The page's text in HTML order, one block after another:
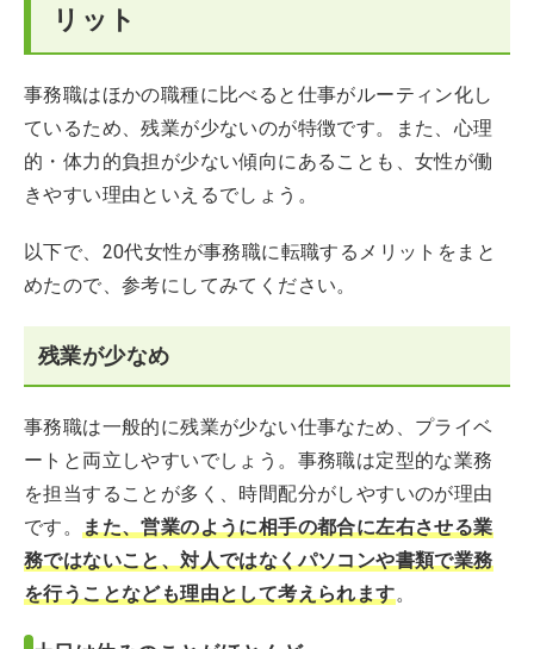
リット
事務職はほかの職種に比べると仕事がルーティン化し
ているため、残業が少ないのが特徴です。また、心理
的・体力的負担が少ない傾向にあることも、女性が働
きやすい理由といえるでしょう。
以下で、20代女性が事務職に転職するメリットをまと
めたので、参考にしてみてください。
残業が少なめ
事務職は一般的に残業が少ない仕事なため、プライベ
ートと両立しやすいでしょう。事務職は定型的な業務
を担当することが多く、時間配分がしやすいのが理由
です。また、営業のように相手の都合に左右させる業
務ではないこと、対人ではなくパソコンや書類で業務
を行うことなども理由として考えられます。